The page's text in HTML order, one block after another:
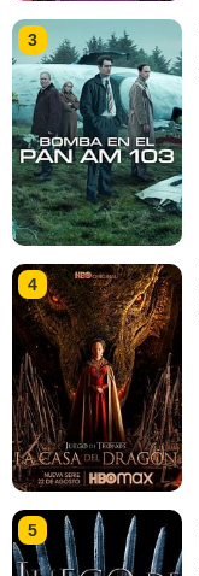
3
4
5